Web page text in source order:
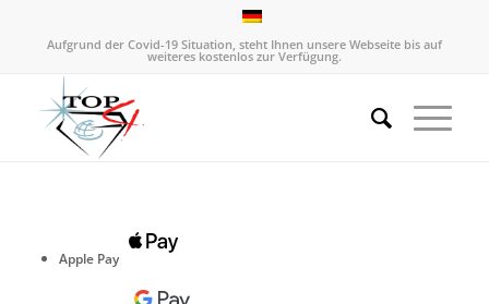
Aufgrund der Covid-19 Situation, steht Ihnen unsere Webseite bis auf
weiteres kostenlos zur Verfügung.
Apple Pay